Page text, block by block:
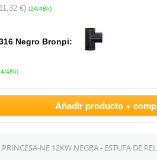
€) (24/48h)
Negro Bronpi:
48h)
Añadir producto +
NE 12KW NEGRA - ESTUFA DE